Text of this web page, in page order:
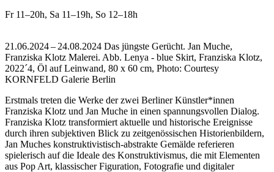
Fr 11–20h, Sa 11–19h, So 12–18h
21.06.2024 – 24.08.2024 Das jüngste Gerücht. Jan Muche,
Franziska Klotz Malerei. Abb. Lenya - blue Skirt, Franziska Klotz,
2022´4, Öl auf Leinwand, 80 x 60 cm, Photo: Courtesy
KORNFELD Galerie Berlin
Erstmals treten die Werke der zwei Berliner Künstler*innen
Franziska Klotz und Jan Muche in einen spannungsvollen Dialog.
Franziska Klotz transformiert aktuelle und historische Ereignisse
durch ihren subjektiven Blick zu zeitgenössischen Historienbildern,
Jan Muches konstruktivistisch-abstrakte Gemälde referieren
spielerisch auf die Ideale des Konstruktivismus, die mit Elementen
aus Pop Art, klassischer Figuration, Fotografie und digitaler